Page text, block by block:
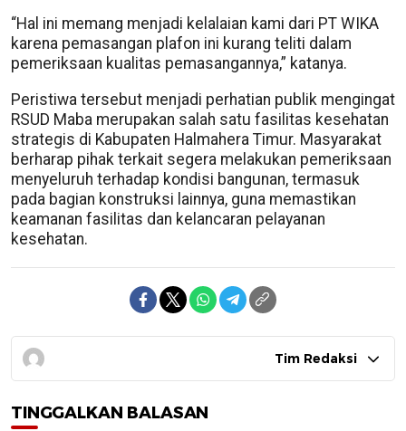
“Hal ini memang menjadi kelalaian kami dari PT WIKA
karena pemasangan plafon ini kurang teliti dalam
pemeriksaan kualitas pemasangannya,” katanya.
Peristiwa tersebut menjadi perhatian publik mengingat
RSUD Maba merupakan salah satu fasilitas kesehatan
strategis di Kabupaten Halmahera Timur. Masyarakat
berharap pihak terkait segera melakukan pemeriksaan
menyeluruh terhadap kondisi bangunan, termasuk
pada bagian konstruksi lainnya, guna memastikan
keamanan fasilitas dan kelancaran pelayanan
kesehatan.
Tim Redaksi
TINGGALKAN BALASAN